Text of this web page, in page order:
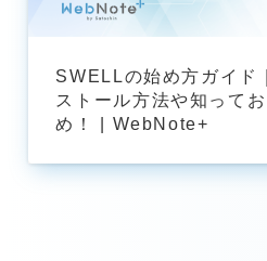
SWELLの始め方ガイド
ストール方法や知って
め！ | WebNote+